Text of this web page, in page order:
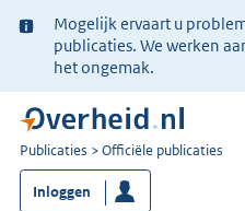
Ter
informatie:
Mogelijk ervaart u
publicaties. We werken
het ongemak.
U
bent
nu
Publicaties Officiële publicaties
Inloggen